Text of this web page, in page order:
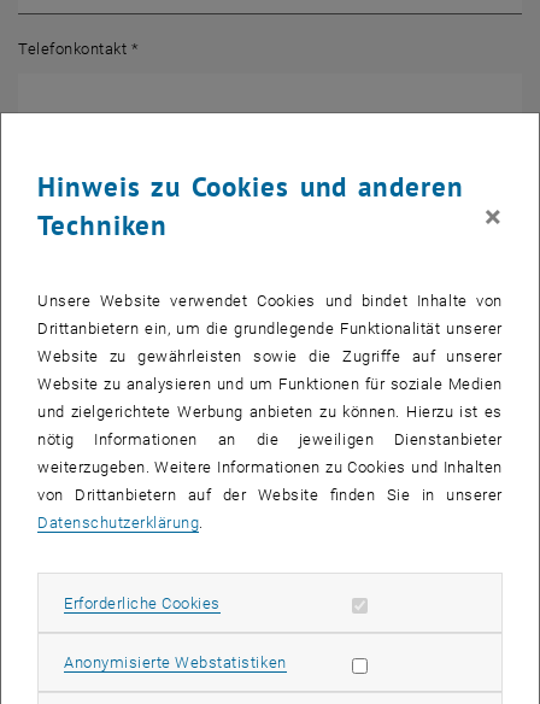
Telefonkontakt *
Organisation *
Position*
Straße
Hinweis zu Cookies und anderen
Techniken
×
Unsere Website verwendet Cookies und bindet Inhalte von
Drittanbietern ein, um die grundlegende Funktionalität unserer
Website zu gewährleisten sowie die Zugriffe auf unserer
Website zu analysieren und um Funktionen für soziale Medien
und zielgerichtete Werbung anbieten zu können. Hierzu ist es
nötig Informationen an die jeweiligen Dienstanbieter
weiterzugeben. Weitere Informationen zu Cookies und Inhalten
von Drittanbietern auf der Website finden Sie in unserer
Datenschutzerklärung.
Erforderliche Cookies Erforderliche Cookies zulassen
Anonymisierte WebstatistikenStatistik Cookies zulassen